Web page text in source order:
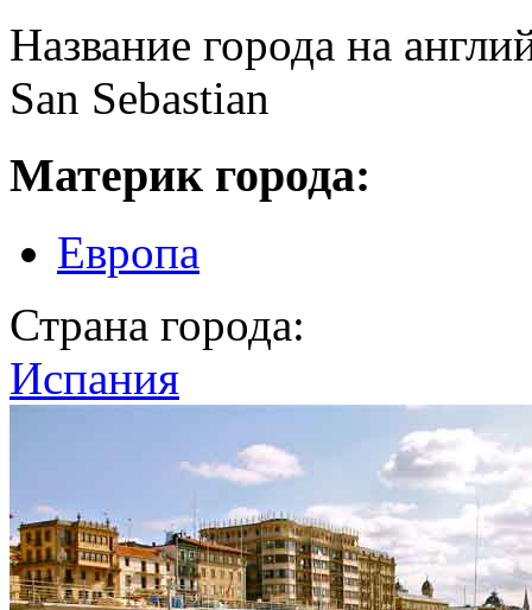
Название города на
San Sebastian
Материк города:
Европа
Страна города:
Испания